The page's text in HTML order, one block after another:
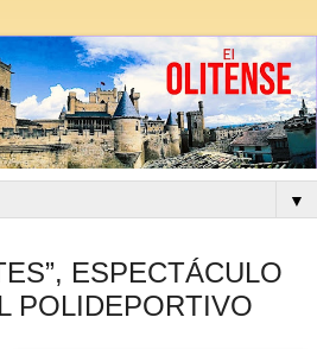
▼
ESPECTÁCULO
POLIDEPORTIVO